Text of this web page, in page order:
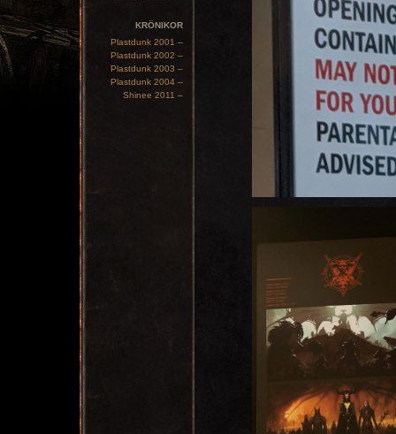
KRÖNIKOR
Plastdunk 2001 –
Plastdunk 2002 –
Plastdunk 2003 –
Plastdunk 2004 –
Shinee 2011 –